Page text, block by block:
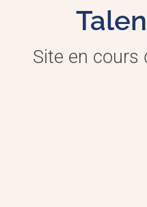
Site en cours